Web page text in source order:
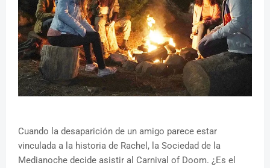
Cuando la desaparición de un amigo parece estar
vinculada a la historia de Rachel, la Sociedad de la
Medianoche decide asistir al Carnival of Doom. ¿Es el